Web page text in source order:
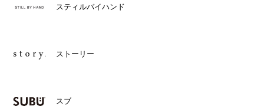
スティルバイハンド
ストーリー
スブ